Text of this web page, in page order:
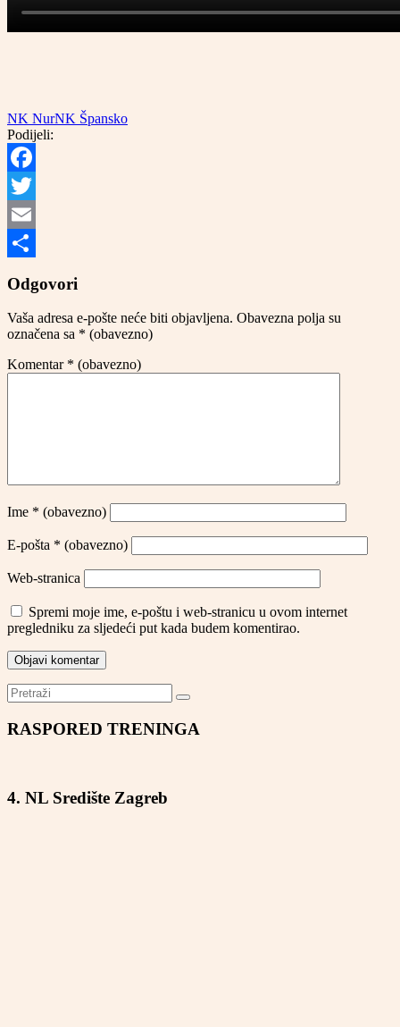
NK NurNK Špansko
Podijeli:
Facebook
Twitter
Email
Odgovori
Vaša adresa e-pošte neće biti objavljena. Obavezna polja su
označena sa * (obavezno)
Komentar * (obavezno)
Ime * (obavezno)
E-pošta * (obavezno)
Web-stranica
Spremi moje ime, e-poštu i web-stranicu u ovom internet
pregledniku za sljedeći put kada budem komentirao.
RASPORED TRENINGA
4. NL Središte Zagreb